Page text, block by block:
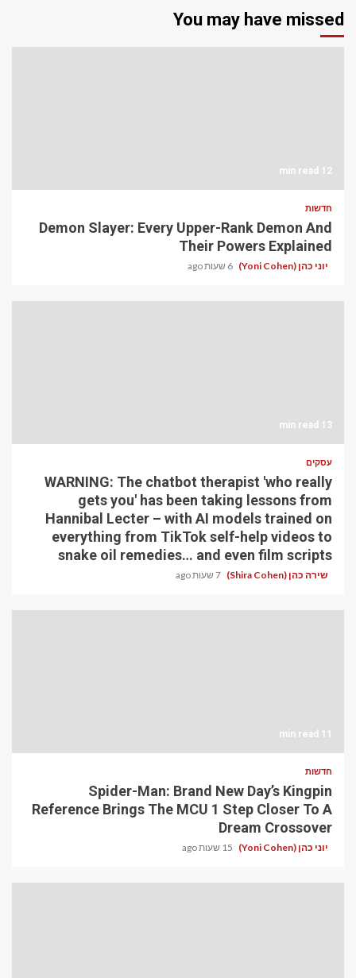
You may have missed
12 min read
חדשות
Demon Slayer: Every Upper-Rank Demon And
Their Powers Explained
יוני כהן (Yoni Cohen) 6 שעות ago
13 min read
עסקים
WARNING: The chatbot therapist 'who really
gets you' has been taking lessons from
Hannibal Lecter – with AI models trained on
everything from TikTok self-help videos to
snake oil remedies… and even film scripts
שירה כהן (Shira Cohen) 7 שעות ago
11 min read
חדשות
Spider-Man: Brand New Day’s Kingpin
Reference Brings The MCU 1 Step Closer To A
Dream Crossover
יוני כהן (Yoni Cohen) 15 שעות ago